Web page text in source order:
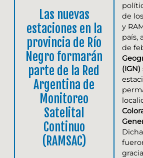
Las nuevas
estaciones en la
provincia de Río
Negro formarán
parte de la Red
Argentina de
Monitoreo
Satelital
Continuo
(RAMSAC)
de
y
país,
de
(IGN)